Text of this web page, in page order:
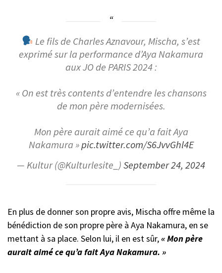
Le fils de Charles Aznavour, Mischa, s’est
exprimé sur la performance d’Aya Nakamura
aux JO de PARIS 2024 :
« On est très contents d’entendre les chansons
de mon père modernisées.
Mon père aurait aimé ce qu’a fait Aya
Nakamura »pic.twitter.com/S6JvvGhl4E
— Kultur (@Kulturlesite_)September 24, 2024
En plus de donner son propre avis, Mischa offre même la
bénédiction de son propre père à Aya Nakamura, en se
mettant à sa place. Selon lui, il en est sûr,« Mon père
aurait aimé ce qu’a fait Aya Nakamura. »